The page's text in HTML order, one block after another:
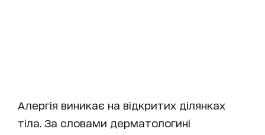
Алергія виникає на відкритих ділянках
тіла. За словами дерматологині